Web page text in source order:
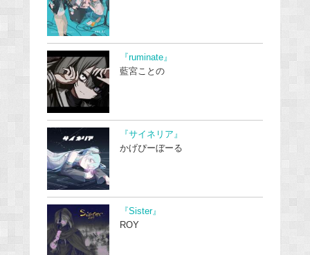
『ruminate』
藍宮ことの
『サイネリア』
かげぴーぼーる
『Sister』
ROY